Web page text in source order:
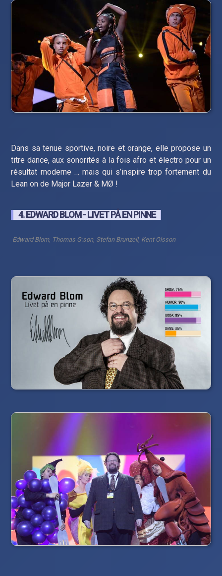
Dans sa tenue sportive, noire et orange, elle propose un
titre dance, aux sonorités à la fois afro et électro pour un
résultat moderne … mais qui s’inspire trop fortement du
Lean on de Major Lazer & MØ !
4. EDWARD BLOM - LIVET PÅ EN PINNE
Edward Blom, Thomas G:son, Stefan Brunzell, Kent Olsson